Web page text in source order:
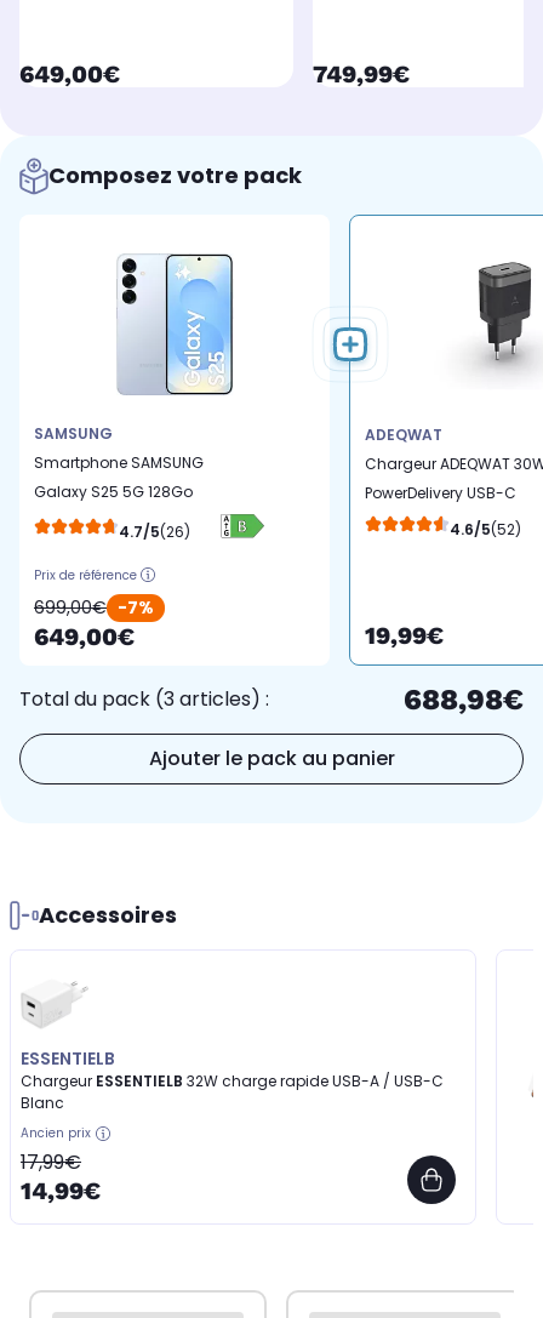
currentPrice
649,00€ currentPrice
749,99€
Composez votre pack
SAMSUNG
Smartphone SAMSUNG
Galaxy S25 5G 128Go
Bleu clair
4.7/5(26)
Prix de référence
699,00€ -7%
649,00€
ADEQWAT
Chargeur ADEQWAT
PowerDelivery USB-C
Noir
4.6/5(52)
19,99€
Total du pack (3 articles) : 688,98€
Ajouter le pack au panier
Accessoires
ESSENTIELB
Chargeur ESSENTIELB
Blanc
Ancien prix
17,99€
14,99€